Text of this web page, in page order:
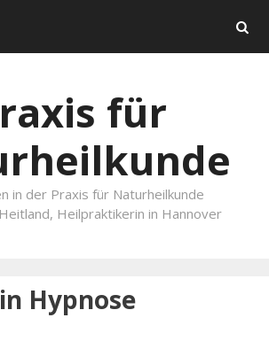
Search
für
in der Praxis für Naturheilkunde
Heilpraktikerin in Hannover
Hypnose